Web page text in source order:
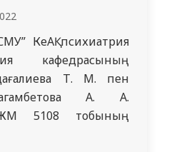
КеАҚ психиатрия
кафедрасының
Т. М. пен
А. А.
ЖМ 5108 тобының
күнін атап өту